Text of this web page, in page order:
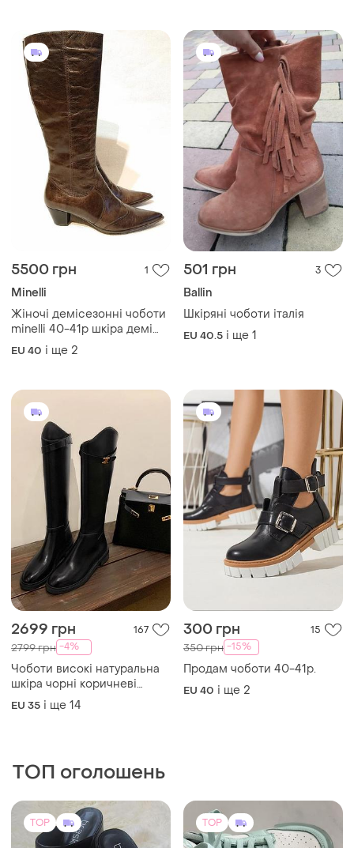
5500 грн 1
Minelli
Жіночі демісезонні чоботи
minelli 40-41р шкіра демі
чоботи козаки
EU 40 і ще 2
501 грн 3
Ballin
Шкіряні чоботи італія
EU 40.5 і ще 1
2699 грн 167
2799 грн -4%
Чоботи високі натуральна
шкіра чорні коричневі
чоботи під селін сапоги
высокие натуральная кожа
EU 35 і ще 14
300 грн 15
350 грн -15%
Продам чоботи 40-41р.
EU 40 і ще 2
ТОП оголошень
TOP TOP